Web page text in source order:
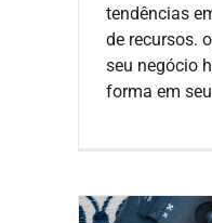
tendências
de recursos.
seu negócio
forma em